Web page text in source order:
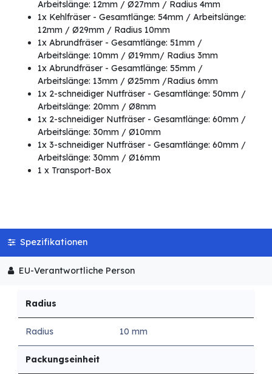
Arbeitslänge: 12mm / Ø27mm / Radius 4mm
1x Kehlfräser - Gesamtlänge: 54mm / Arbeitslänge:
12mm / Ø29mm / Radius 10mm
1x Abrundfräser - Gesamtlänge: 51mm /
Arbeitslänge: 10mm / Ø19mm/ Radius 3mm
1x Abrundfräser - Gesamtlänge: 55mm /
Arbeitslänge: 13mm / Ø25mm /Radius 6mm
1x 2-schneidiger Nutfräser - Gesamtlänge: 50mm /
Arbeitslänge: 20mm / Ø8mm
1x 2-schneidiger Nutfräser - Gesamtlänge: 60mm /
Arbeitslänge: 30mm / Ø10mm
1x 3-schneidiger Nutfräser - Gesamtlänge: 60mm /
Arbeitslänge: 30mm / Ø16mm
1 x Transport-Box
Spezifikationen
EU-Verantwortliche Person
Radius
Radius 10 mm
Packungseinheit